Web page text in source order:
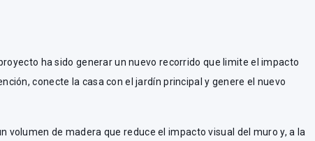
ha sido generar un nuevo recorrido que limite el impacto
conecte la casa con el jardín principal y genere el nuevo
volumen de madera que reduce el impacto visual del muro y, a la